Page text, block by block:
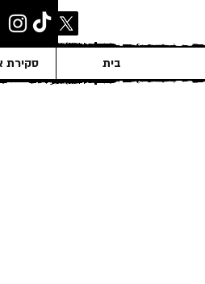
בית סקירת